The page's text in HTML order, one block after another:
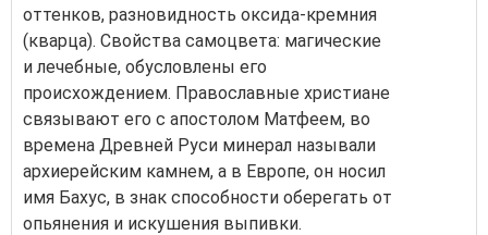
оттенков, разновидность оксида-кремния
(кварца). Свойства самоцвета: магические
и лечебные, обусловлены его
происхождением. Православные христиане
связывают его с апостолом Матфеем, во
времена Древней Руси минерал называли
архиерейским камнем, а в Европе, он носил
имя Бахус, в знак способности оберегать от
опьянения и искушения выпивки.